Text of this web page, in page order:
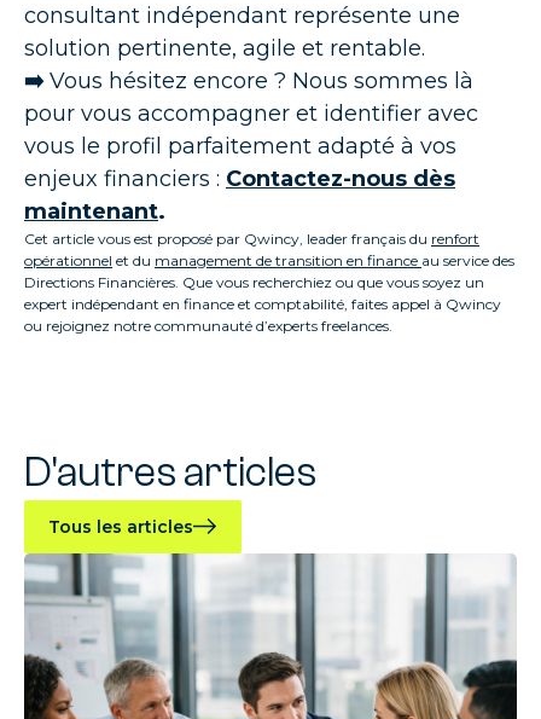
consultant indépendant représente une
solution pertinente, agile et rentable.
➡️Vous hésitez encore ? Nous sommes là
pour vous accompagner et identifier avec
vous le profil parfaitement adapté à vos
enjeux financiers : Contactez-nous dès
maintenant.
Cet article vous est proposé par Qwincy, leader français du renfort
opérationnel et du management de transition en finance au service des
Directions Financières. Que vous recherchiez ou que vous soyez un
expert indépendant en finance et comptabilité, faites appel à Qwincy
ou rejoignez notre communauté d’experts freelances.
D'autres articles
Tous les articles